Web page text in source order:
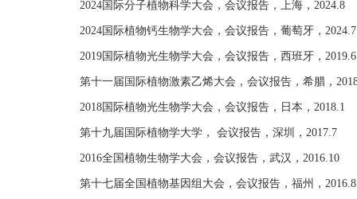
2024国际分子植物科学大会，会议报告，上海，2024.8
2024国际植物钙生物学大会，会议报告，葡萄牙，2024.7
2019国际植物光生物学大会，会议报告，西班牙，2019.6
第十一届国际植物激素乙烯大会，会议报告，希腊，
2018国际植物光生物学大会，会议报告，日本，2018.1
第十九届国际植物学大学， 会议报告，深圳，2017.7
2016全国植物生物学大会，会议报告，武汉，2016.10
第十七届全国植物基因组大会，会议报告，福州，2016.8